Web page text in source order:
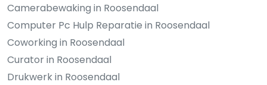
Camerabewaking in Roosendaal
Computer Pc Hulp Reparatie in Roosendaal
Coworking in Roosendaal
Curator in Roosendaal
Drukwerk in Roosendaal